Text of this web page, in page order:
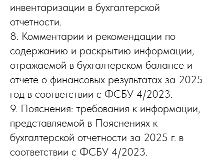
инвентаризации в бухгалтерской
отчетности.
8. Комментарии и рекомендации по
содержанию и раскрытию информации,
отражаемой в бухгалтерском балансе и
отчете о финансовых результатах за 2025
год в соответствии с ФСБУ 4/2023.
9. Пояснения: требования к информации,
представляемой в Пояснениях к
бухгалтерской отчетности за 2025 г. в
соответствии с ФСБУ 4/2023.